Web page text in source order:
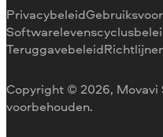
Waarom voor ons
Voor het werk
Copyright © 2026,
voorbehouden.
Privacybeleid
Teruggavebeleid